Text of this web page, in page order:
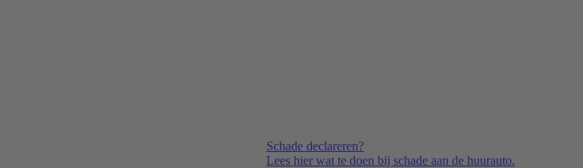
Schade declareren?
Lees hier wat te doen bij schade aan de huurauto.